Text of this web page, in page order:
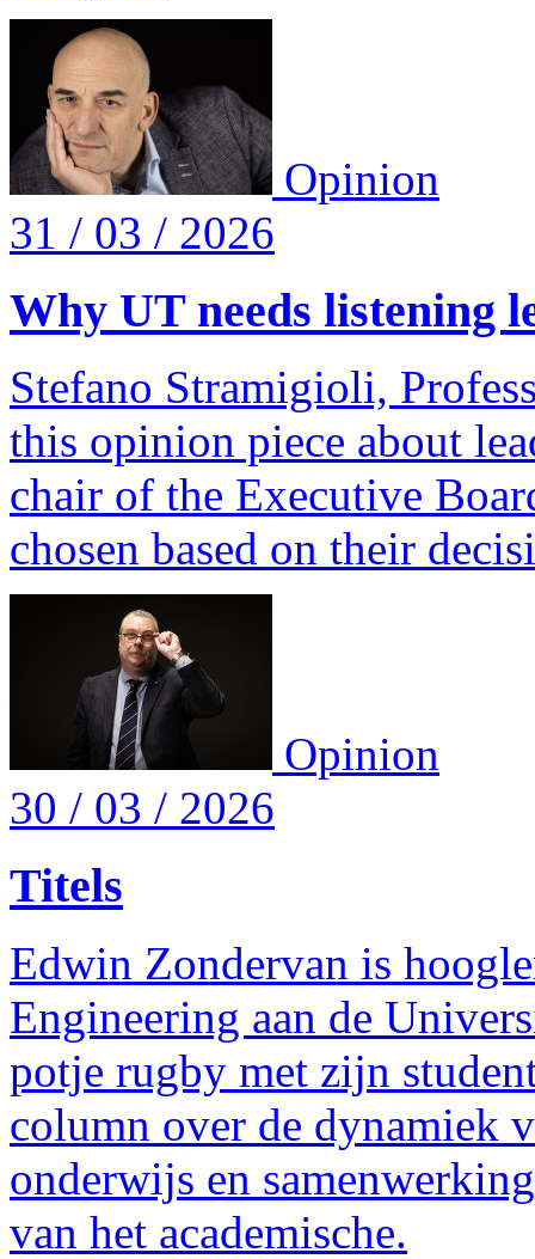
Opinion
31 / 03 / 2026
Why UT needs listening
Stefano Stramigioli,
this opinion piece about
chair of the Executive
chosen based on their
Opinion
30 / 03 / 2026
Titels
Edwin Zondervan is
Engineering aan de
potje rugby met zijn
column over de dynamiek
onderwijs en
van het academische.